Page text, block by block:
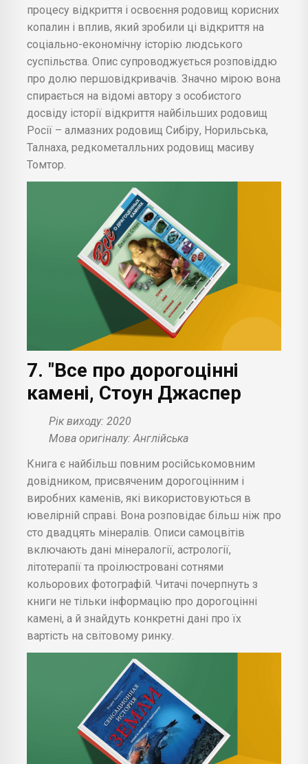
процесу відкриття і освоєння родовищ корисних
копалин і вплив, який зробили ці відкриття на
соціально-економічну історію людського
суспільства. Опис супроводжується розповіддю
про долю першовідкривачів. Значно мірою вона
спирається на відомі автору з особистого
досвіду історії відкриття найбільших родовищ
Росії – алмазних родовищ Сибіру, Норильська,
Талнаха, редкометалльних родовищ масиву
Томтор.
7. "Все про дорогоцінні
камені, Стоун Джаспер
Рік виходу: 2020
Мова оригіналу: Англійська
Книга є найбільш повним російськомовним
довідником, присвяченим дорогоцінним і
виробних каменів, які використовуються в
ювелірній справі. Вона розповідає більш ніж про
сто двадцять мінералів. Описи самоцвітів
включають дані мінералогії, астрології,
літотерапії та проілюстровані сотнями
кольорових фотографій. Читачі почерпнуть з
книги не тільки інформацію про дорогоцінні
камені, а й знайдуть конкретні дані про їх
вартість на світовому ринку.